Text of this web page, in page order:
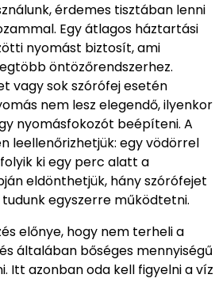
érdemes tisztában lenni
Egy átlagos háztartási
nyomást biztosít, ami
öntözőrendszerhez.
vagy sok szórófej esetén
nem lesz elegendő, ilyenkor
nyomásfokozót beépíteni. A
leellenőrizhetjük: egy vödörrel
ki egy perc alatt a
eldönthetjük, hány szórófejet
egyszerre működtetni.
előnye, hogy nem terheli a
általában bőséges mennyiségű
Itt azonban oda kell figyelni a víz